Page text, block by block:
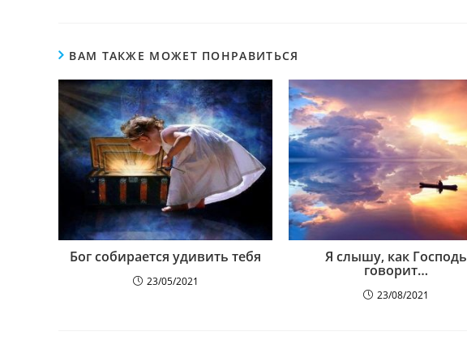
ВАМ ТАКЖЕ МОЖЕТ ПОНРАВИТЬСЯ
Бог собирается удивить тебя
23/05/2021
Я слышу, как Господь
говорит…
23/08/2021